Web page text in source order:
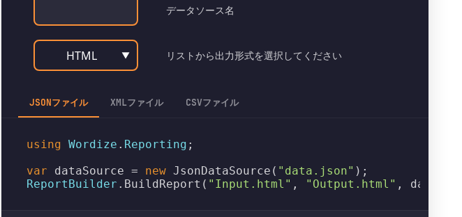
データソース名
HTML ▼ リストから出力形式を選択してください
JSONファイル XMLファイル CSVファイル
using Wordize . Reporting ;
var dataSource = new JsonDataSource ( "data.json"
ReportBuilder . BuildReport ( "Input.html" , "Output.html" ,